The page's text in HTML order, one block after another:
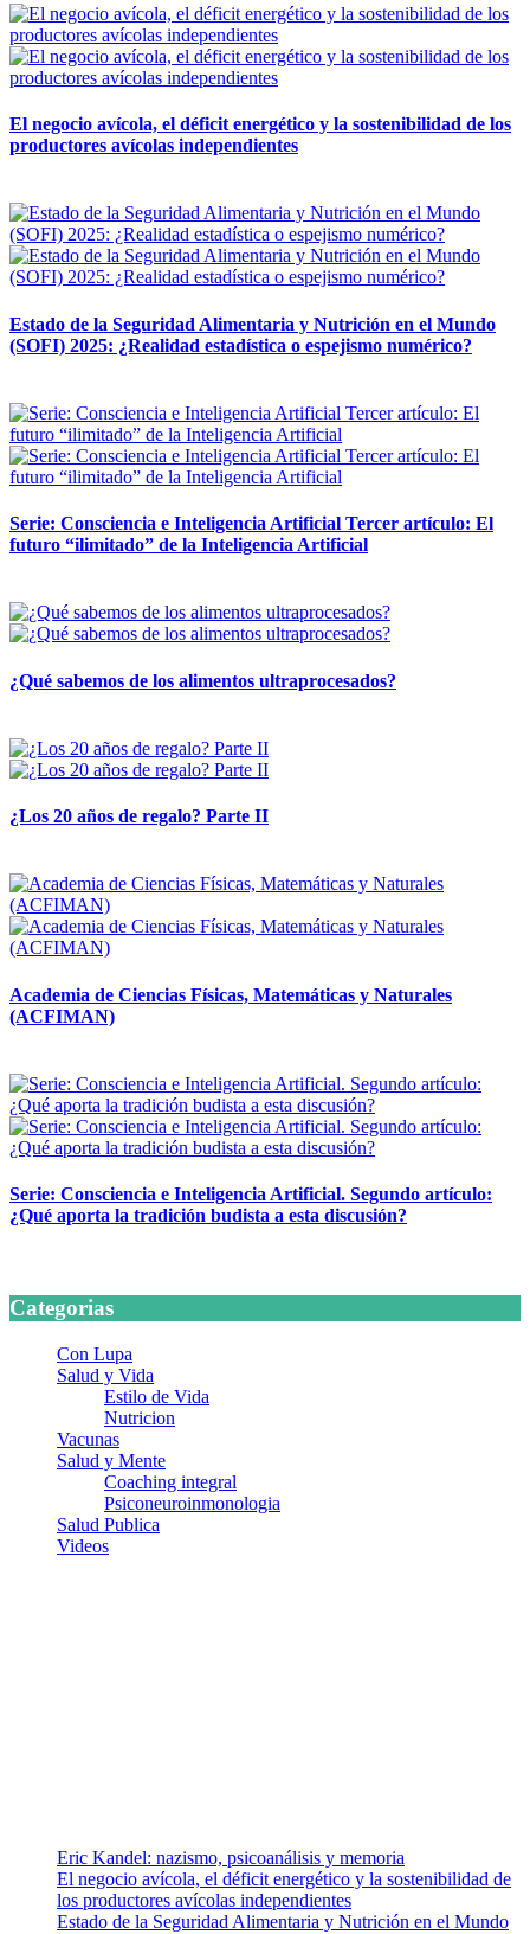
El negocio avícola, el déficit energético y la sostenibilidad de los
productores avícolas independientes
Estado de la Seguridad Alimentaria y Nutrición en el Mundo
(SOFI) 2025: ¿Realidad estadística o espejismo numérico?
Serie: Consciencia e Inteligencia Artificial Tercer artículo: El
futuro “ilimitado” de la Inteligencia Artificial
¿Qué sabemos de los alimentos ultraprocesados?
¿Los 20 años de regalo? Parte II
Academia de Ciencias Físicas, Matemáticas y Naturales
(ACFIMAN)
Serie: Consciencia e Inteligencia Artificial. Segundo artículo:
¿Qué aporta la tradición budista a esta discusión?
Categorias
Con Lupa
Salud y Vida
Estilo de Vida
Nutricion
Vacunas
Salud y Mente
Coaching integral
Psiconeuroinmonologia
Salud Publica
Videos
Eric Kandel: nazismo, psicoanálisis y memoria
El negocio avícola, el déficit energético y la sostenibilidad de
los productores avícolas independientes
Estado de la Seguridad Alimentaria y Nutrición en el Mundo